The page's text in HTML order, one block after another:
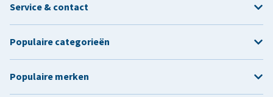
Service & contact
Populaire categorieën
Populaire merken